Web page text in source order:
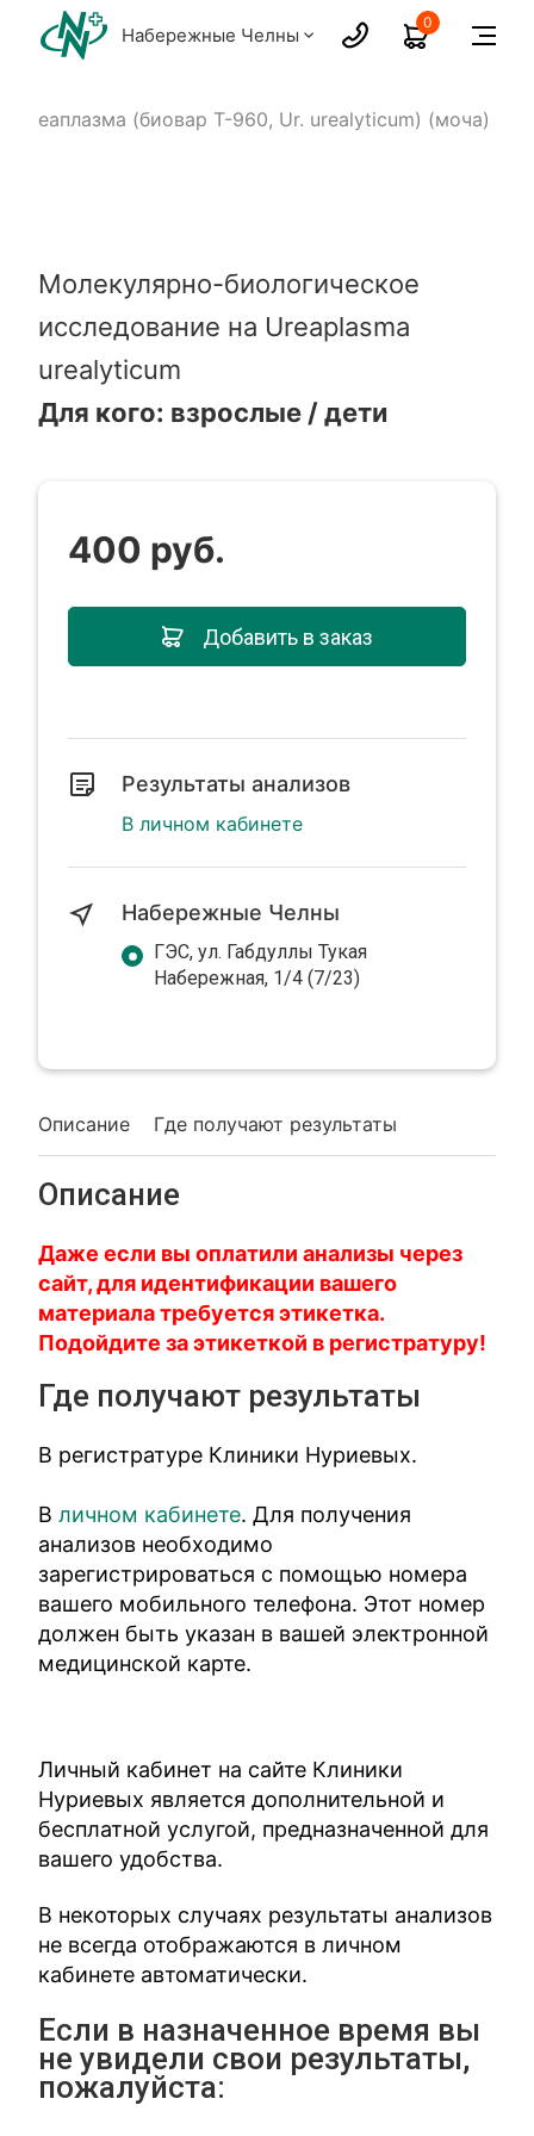
Набережные Челны
0
Уреаплазма (биовар Т-960, Ur. urealyticum) (моча)
Молекулярно-биологическое
исследование на Ureaplasma
urealyticum
Для кого: взрослые / дети
Описание Где получают результаты
Описание
Даже если вы оплатили анализы через
сайт, для идентификации вашего
материала требуется этикетка.
Подойдите за этикеткой в регистратуру!
Где получают результаты
В регистратуре Клиники Нуриевых.
Вличном кабинете. Для получения
анализов необходимо
зарегистрироваться с помощью номера
вашего мобильного телефона. Этот номер
должен быть указан в вашей электронной
медицинской карте.
Личный кабинет на сайте Клиники
Нуриевых является дополнительной и
бесплатной услугой, предназначенной для
вашего удобства.
В некоторых случаях результаты анализов
не всегда отображаются в личном
кабинете автоматически.
Если в назначенное время вы
не увидели свои результаты,
пожалуйста:
400 руб.
Добавить в заказ
Результаты анализов
В личном кабинете
Набережные Челны
ГЭС, ул. Габдуллы Тукая
Набережная, 1/4 (7/23)